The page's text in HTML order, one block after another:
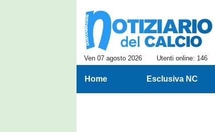
Ven 07 agosto 2026 Utenti online: 146
Home Esclusiva NC